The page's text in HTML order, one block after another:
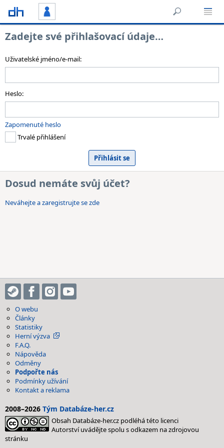
Zadejte své přihlašovací údaje…
Uživatelské jméno/e-mail:
Heslo:
Zapomenuté heslo
Trvalé přihlášení
Dosud nemáte svůj účet?
Neváhejte a zaregistrujte se zde
O webu
Články
Statistiky
Herní výzva
F.A.Q.
Nápověda
Odměny
Podpořte nás
Podmínky užívání
Kontakt a reklama
2008–2026 Tým Databáze-her.cz
Obsah Databáze-her.cz podléhá této licenci
Autorství uvádějte spolu s odkazem na zdrojovou
stránku